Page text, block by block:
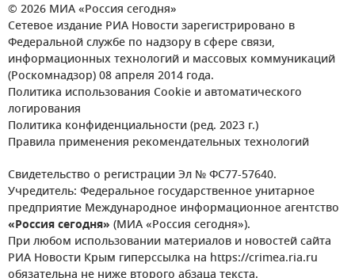
© 2026 МИА «Россия сегодня»
Сетевое издание РИА Новости зарегистрировано в
Федеральной службе по надзору в сфере связи,
информационных технологий и массовых коммуникаций
(Роскомнадзор) 08 апреля 2014 года.
Политика использования Cookie и автоматического
логирования
Политика конфиденциальности (ред. 2023 г.)
Правила применения рекомендательных технологий
Свидетельство о регистрации Эл № ФС77-57640.
Учредитель: Федеральное государственное унитарное
предприятие Международное информационное агентство
«Россия сегодня» (МИА «Россия сегодня»).
При любом использовании материалов и новостей сайта
РИА Новости Крым гиперссылка на https://crimea.ria.ru